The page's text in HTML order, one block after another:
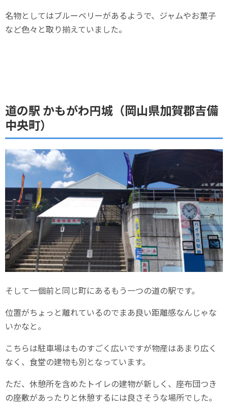
名物としてはブルーベリーがあるようで、ジャムやお菓子
など色々と取り揃えていました。
道の駅 かもがわ円城（岡山県加賀郡吉備
中央町）
そして一個前と同じ町にあるもう一つの道の駅です。
位置がちょっと離れているのでまあ良い距離感なんじゃな
いかなと。
こちらは駐車場はものすごく広いですが物産はあまり広く
なく、食堂の建物も別となっています。
ただ、休憩所を含めたトイレの建物が新しく、座布団つき
の座敷があったりと休憩するには良さそうな場所でした。